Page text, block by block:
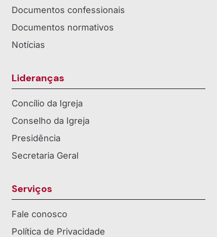
Documentos confessionais
Documentos normativos
Notícias
Lideranças
Concílio da Igreja
Conselho da Igreja
Presidência
Secretaria Geral
Serviços
Fale conosco
Política de Privacidade